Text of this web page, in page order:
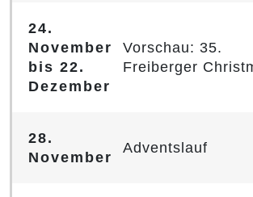
24.
November
bis 22.
Dezember
Vorschau: 35.
Freiberger
28.
November
Adventslauf